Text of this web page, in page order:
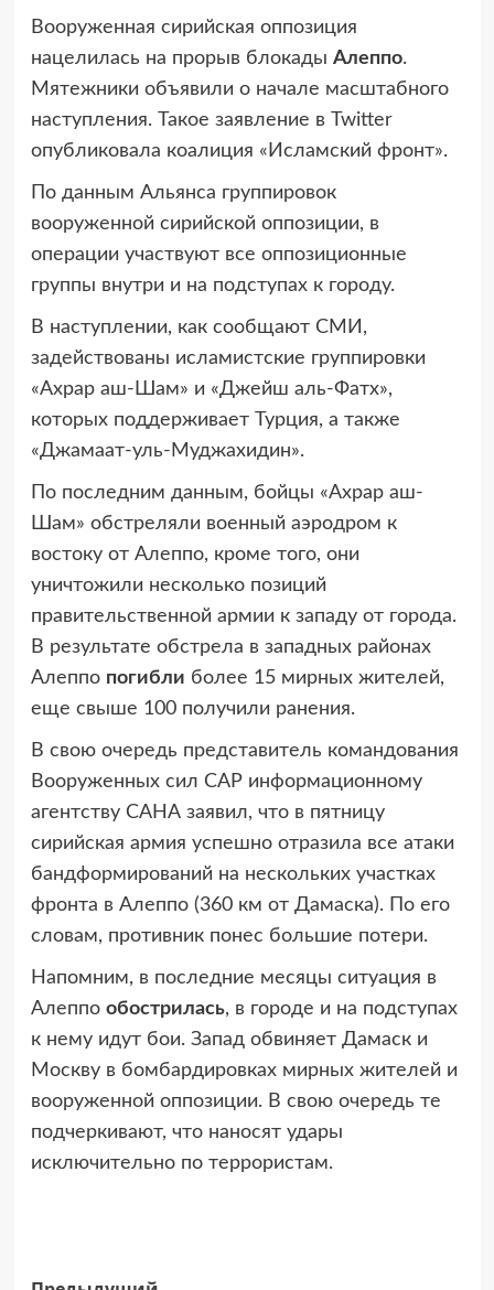
Вооруженная сирийская оппозиция
нацелилась на прорыв блокады Алеппо.
Мятежники объявили о начале масштабного
наступления. Такое заявление в Twitter
опубликовала коалиция «Исламский фронт».
По данным Альянса группировок
вооруженной сирийской оппозиции, в
операции участвуют все оппозиционные
группы внутри и на подступах к городу.
В наступлении, как сообщают СМИ,
задействованы исламистские группировки
«Ахрар аш-Шам» и «Джейш аль-Фатх»,
которых поддерживает Турция, а также
«Джамаат-уль-Муджахидин».
По последним данным, бойцы «Ахрар аш-
Шам» обстреляли военный аэродром к
востоку от Алеппо, кроме того, они
уничтожили несколько позиций
правительственной армии к западу от города.
В результате обстрела в западных районах
Алеппо погибли более 15 мирных жителей,
еще свыше 100 получили ранения.
В свою очередь представитель командования
Вооруженных сил САР информационному
агентству САНА заявил, что в пятницу
сирийская армия успешно отразила все атаки
бандформирований на нескольких участках
фронта в Алеппо (360 км от Дамаска). По его
словам, противник понес большие потери.
Напомним, в последние месяцы ситуация в
Алеппо обострилась, в городе и на подступах
к нему идут бои. Запад обвиняет Дамаск и
Москву в бомбардировках мирных жителей и
вооруженной оппозиции. В свою очередь те
подчеркивают, что наносят удары
исключительно по террористам.